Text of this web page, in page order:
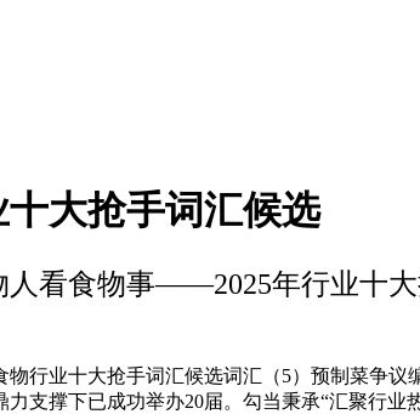
大抢手词汇候选
人看食物事——2025年行业十
十大抢手词汇候选词汇（5）预制菜争议
支撑下已成功举办20届。勾当秉承“汇聚行